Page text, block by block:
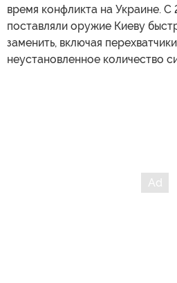
время конфликта на Украине.
поставляли оружие Киеву
заменить, включая
неустановленное количество